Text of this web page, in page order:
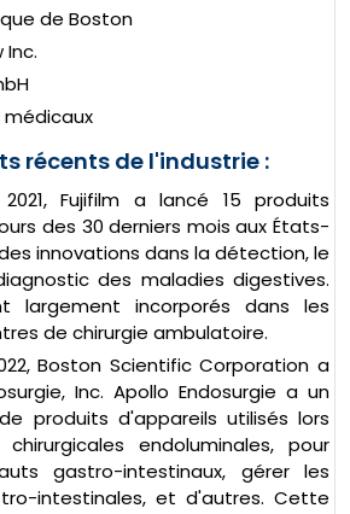
de Boston
Inc.
médicaux
récents de l'industrie :
Fujifilm a lancé 15 produits
des 30 derniers mois aux États-
innovations dans la détection, le
des maladies digestives.
largement incorporés dans les
de chirurgie ambulatoire.
Boston Scientific Corporation a
Inc. Apollo Endosurgie a un
produits d'appareils utilisés lors
endoluminales, pour
gastro-intestinaux, gérer les
intestinales, et d'autres. Cette